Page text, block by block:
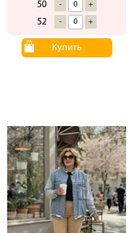
50 - +
52 - +
Купить